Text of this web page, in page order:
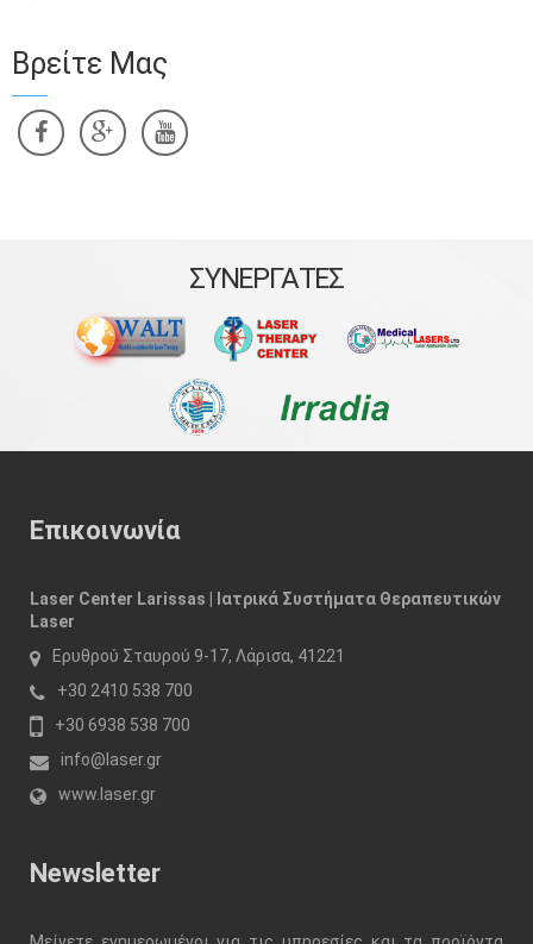
Βρείτε Μας
ΣΥΝΕΡΓΑΤΕΣ
Επικοινωνία
Laser Center Larissas | Ιατρικά Συστήματα Θεραπευτικών
Laser
Ερυθρού Σταυρού 9-17, Λάρισα, 41221
+30 2410 538 700
+30 6938 538 700
info@laser.gr
www.laser.gr
Newsletter